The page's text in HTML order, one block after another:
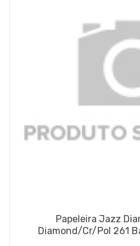
Papeleira Jazz
Diamond/Cr/Pol 261